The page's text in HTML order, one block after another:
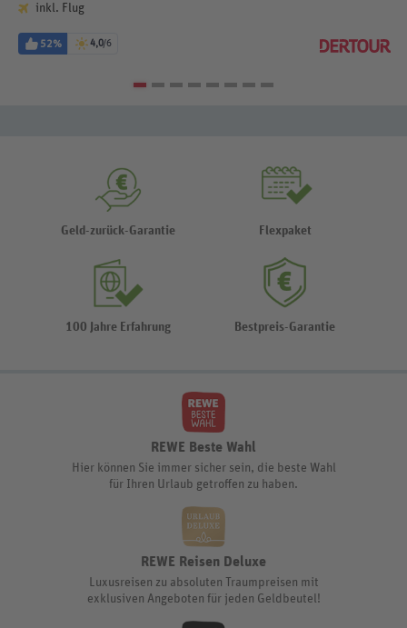
inkl. Flug
52% 4,0/6
Geld-zurück-Garantie Flexpaket
100 Jahre Erfahrung Bestpreis-Garantie
REWE Beste Wahl
Hier können Sie immer sicher sein, die beste Wahl
für Ihren Urlaub getroffen zu haben.
REWE Reisen Deluxe
Luxusreisen zu absoluten Traumpreisen mit
exklusiven Angeboten für jeden Geldbeutel!